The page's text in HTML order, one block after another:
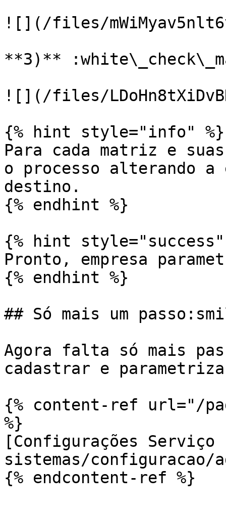
![](/files/
**3)**
![](/files/
{% hint style="info" %}
Para cada matriz e
o processo alterando
destino.
{% endhint %}
{% hint style="success"
Pronto, empresa
{% endhint %}
## Só mais um
Agora falta só mais
cadastrar e
{% content-ref url="/
%}
[Configurações Serviço
sistemas/configuracao/